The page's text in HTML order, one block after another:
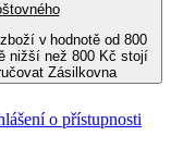
v hodnotě od 800
nižší než 800 Kč stojí
Zásilkovna
o přístupnosti